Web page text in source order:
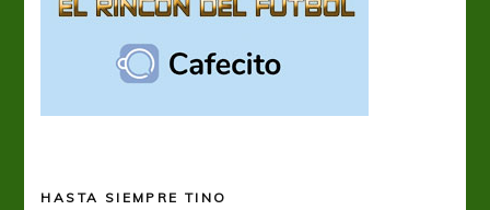
HASTA SIEMPRE TINO